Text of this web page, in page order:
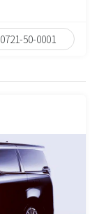
0721-50-0001